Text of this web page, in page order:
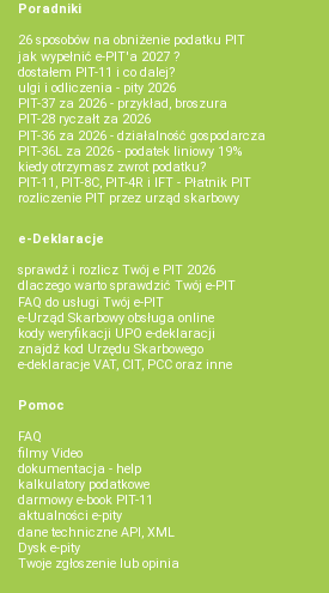
Poradniki
26 sposobów na obniżenie podatku PIT
jak wypełnić e-PIT'a 2027 ?
dostałem PIT-11 i co dalej?
ulgi i odliczenia - pity 2026
PIT-37 za 2026 - przykład, broszura
PIT-28 ryczałt za 2026
PIT-36 za 2026 - działalność gospodarcza
PIT-36L za 2026 - podatek liniowy 19%
kiedy otrzymasz zwrot podatku?
PIT-11, PIT-8C, PIT-4R i IFT - Płatnik PIT
rozliczenie PIT przez urząd skarbowy
e-Deklaracje
sprawdź i rozlicz Twój e PIT 2026
dlaczego warto sprawdzić Twój e-PIT
FAQ do usługi Twój e-PIT
e-Urząd Skarbowy obsługa online
kody weryfikacji UPO e-deklaracji
znajdź kod Urzędu Skarbowego
e-deklaracje VAT, CIT, PCC oraz inne
Pomoc
FAQ
filmy Video
dokumentacja - help
kalkulatory podatkowe
darmowy e-book PIT-11
aktualności e-pity
dane techniczne API, XML
Dysk e-pity
Twoje zgłoszenie lub opinia